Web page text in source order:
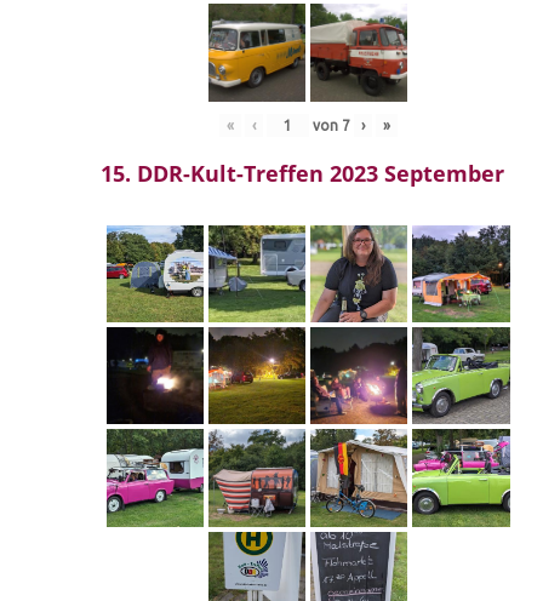
« ‹ von 7 › »
15. DDR-Kult-Treffen 2023 September